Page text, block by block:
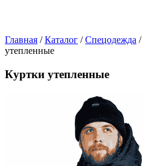
Главная / Каталог / Спецодежда /
утепленные
Куртки утепленные